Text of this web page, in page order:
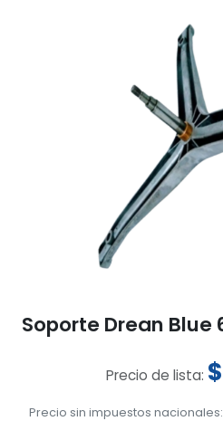
Soporte Drean Blue
Precio de lista: $
Precio sin impuestos nacionales: